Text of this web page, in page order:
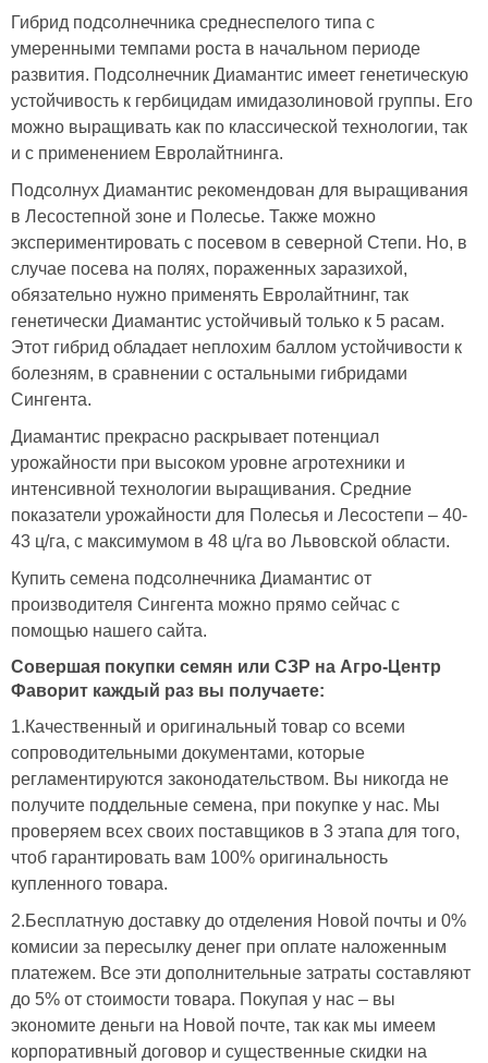
Гибрид подсолнечника среднеспелого типа с
умеренными темпами роста в начальном периоде
развития. Подсолнечник Диамантис имеет генетическую
устойчивость к гербицидам имидазолиновой группы. Его
можно выращивать как по классической технологии, так
и с применением Евролайтнинга.
Подсолнух Диамантис рекомендован для выращивания
в Лесостепной зоне и Полесье. Также можно
экспериментировать с посевом в северной Степи. Но, в
случае посева на полях, пораженных заразихой,
обязательно нужно применять Евролайтнинг, так
генетически Диамантис устойчивый только к 5 расам.
Этот гибрид обладает неплохим баллом устойчивости к
болезням, в сравнении с остальными гибридами
Сингента.
Диамантис прекрасно раскрывает потенциал
урожайности при высоком уровне агротехники и
интенсивной технологии выращивания. Средние
показатели урожайности для Полесья и Лесостепи – 40-
43 ц/га, с максимумом в 48 ц/га во Львовской области.
Купить семена подсолнечника Диамантис от
производителя Сингента можно прямо сейчас с
помощью нашего сайта.
Совершая покупки семян или СЗР на Агро-Центр
Фаворит каждый раз вы получаете:
1.Качественный и оригинальный товар со всеми
сопроводительными документами, которые
регламентируются законодательством. Вы никогда не
получите поддельные семена, при покупке у нас. Мы
проверяем всех своих поставщиков в 3 этапа для того,
чтоб гарантировать вам 100% оригинальность
купленного товара.
2.Бесплатную доставку до отделения Новой почты и 0%
комисии за пересылку денег при оплате наложенным
платежем. Все эти дополнительные затраты составляют
до 5% от стоимости товара. Покупая у нас – вы
экономите деньги на Новой почте, так как мы имеем
корпоративный договор и существенные скидки на